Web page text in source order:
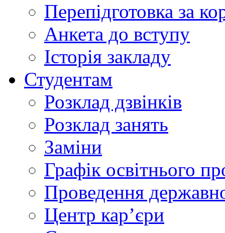
Перепідготовка за
Анкета до вступу
Історія закладу
Студентам
Розклад дзвінків
Розклад занять
Заміни
Графік освітнього
Проведення
Центр кар’єри